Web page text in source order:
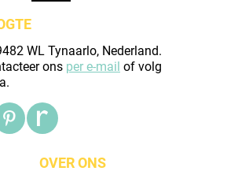
WL Tynaarlo, Nederland.
ons per e-mail of volg
OVER ONS